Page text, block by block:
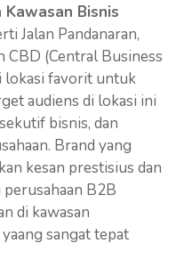
Bisnis
Jalan Pandanaran,
CBD (Central Business
lokasi favorit untuk
audiens di lokasi ini
bisnis, dan
Brand yang
kesan prestisius dan
B2B
di kawasan
sangat tepat